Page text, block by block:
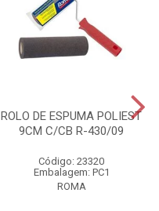
ROLO DE ESPUMA POLIEST
9CM C/CB R-430/09
Código: 23320
Embalagem: PC1
ROMA